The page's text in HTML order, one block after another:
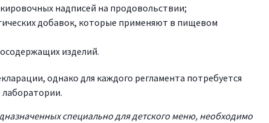
надписей на продовольствии;
добавок, которые применяют в пищевом
изделий.
однако для каждого регламента потребуется
специально для детского меню, необходимо